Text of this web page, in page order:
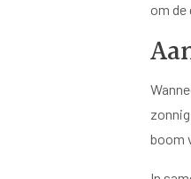
om de
boom